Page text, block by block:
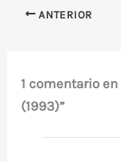
ANTERIOR
1 comentario
(1993)”